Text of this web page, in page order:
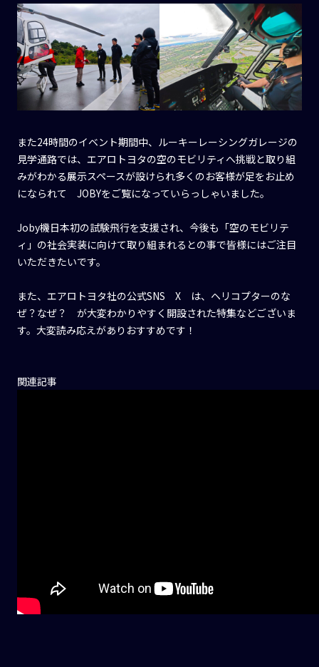
また24時間のイベント期間中、ルーキーレーシングガレージの
見学通路では、エアロトヨタの空のモビリティへ挑戦と取り組
みがわかる展示スペースが設けられ多くのお客様が足をお止め
になられて JOBYをご覧になっていらっしゃいました。
Joby機日本初の試験飛行を支援され、今後も「空のモビリテ
ィ」の社会実装に向けて取り組まれるとの事で皆様にはご注目
いただきたいです。
また、エアロトヨタ社の公式SNS X は、ヘリコプターのな
ぜ？なぜ？ が大変わかりやすく開設された特集などございま
す。大変読み応えがありおすすめです！
関連記事